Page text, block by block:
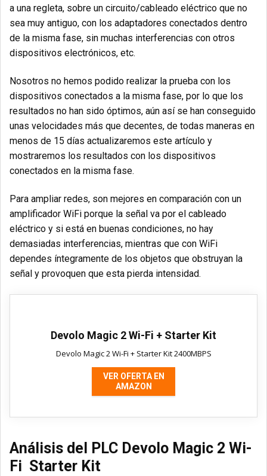
a una regleta, sobre un circuito/cableado eléctrico que no
sea muy antiguo, con los adaptadores conectados dentro
de la misma fase, sin muchas interferencias con otros
dispositivos electrónicos, etc.
Nosotros no hemos podido realizar la prueba con los
dispositivos conectados a la misma fase, por lo que los
resultados no han sido óptimos, aún así se han conseguido
unas velocidades más que decentes, de todas maneras en
menos de 15 días actualizaremos este artículo y
mostraremos los resultados con los dispositivos
conectados en la misma fase.
Para ampliar redes, son mejores en comparación con un
amplificador WiFi porque la señal va por el cableado
eléctrico y si está en buenas condiciones, no hay
demasiadas interferencias, mientras que con WiFi
dependes íntegramente de los objetos que obstruyan la
señal y provoquen que esta pierda intensidad.
Devolo Magic 2 Wi-Fi + Starter Kit
Devolo Magic 2 Wi-Fi + Starter Kit 2400MBPS
VER OFERTA EN
AMAZON
Análisis del PLC Devolo Magic 2 Wi-
Fi Starter Kit